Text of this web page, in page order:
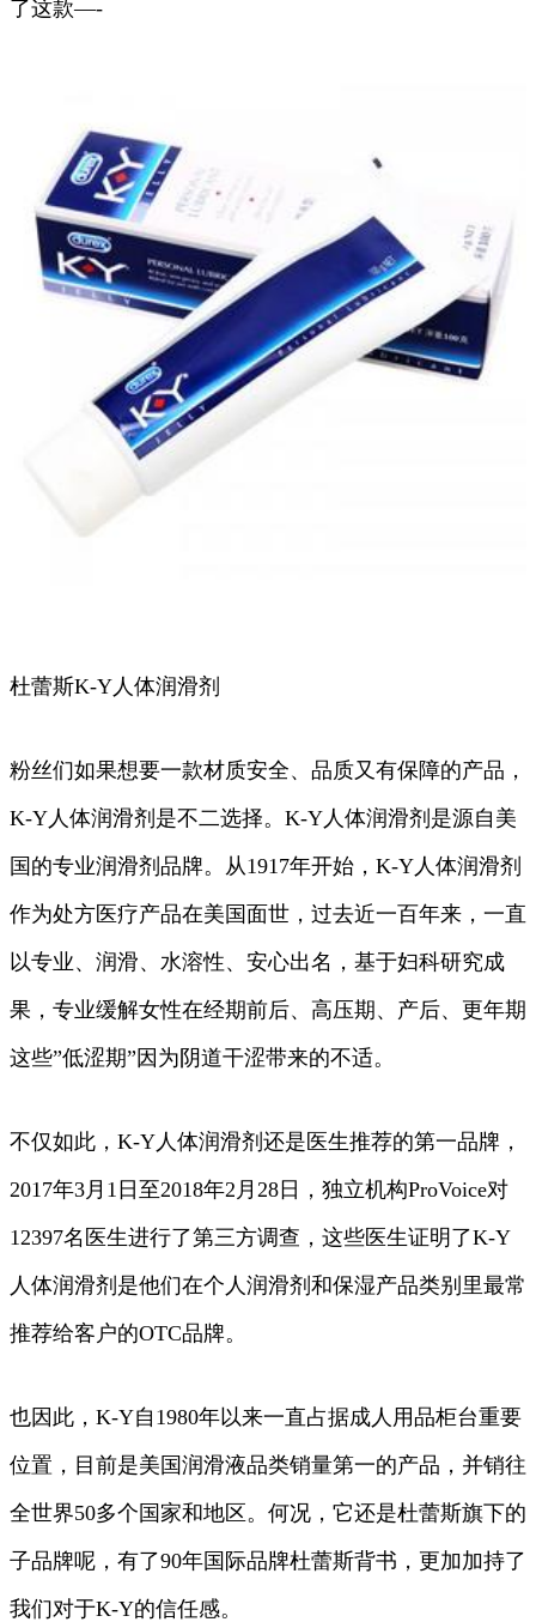
了这款—-
杜蕾斯K-Y人体润滑剂
粉丝们如果想要一款材质安全、品质又有保障的产品，
K-Y人体润滑剂是不二选择。K-Y人体润滑剂是源自美
国的专业润滑剂品牌。从1917年开始，K-Y人体润滑剂
作为处方医疗产品在美国面世，过去近一百年来，一直
以专业、润滑、水溶性、安心出名，基于妇科研究成
果，专业缓解女性在经期前后、高压期、产后、更年期
这些”低涩期”因为阴道干涩带来的不适。
不仅如此，K-Y人体润滑剂还是医生推荐的第一品牌，
2017年3月1日至2018年2月28日，独立机构ProVoice对
12397名医生进行了第三方调查，这些医生证明了K-Y
人体润滑剂是他们在个人润滑剂和保湿产品类别里最常
推荐给客户的OTC品牌。
也因此，K-Y自1980年以来一直占据成人用品柜台重要
位置，目前是美国润滑液品类销量第一的产品，并销往
全世界50多个国家和地区。何况，它还是杜蕾斯旗下的
子品牌呢，有了90年国际品牌杜蕾斯背书，更加加持了
我们对于K-Y的信任感。